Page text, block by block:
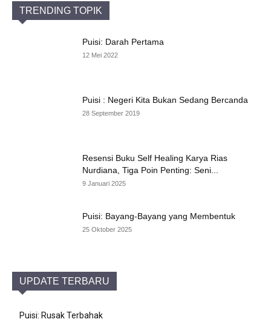
TRENDING TOPIK
Puisi: Darah Pertama
12 Mei 2022
Puisi : Negeri Kita Bukan Sedang Bercanda
28 September 2019
Resensi Buku Self Healing Karya Rias
Nurdiana, Tiga Poin Penting: Seni...
9 Januari 2025
Puisi: Bayang-Bayang yang Membentuk
25 Oktober 2025
UPDATE TERBARU
Puisi: Rusak Terbahak